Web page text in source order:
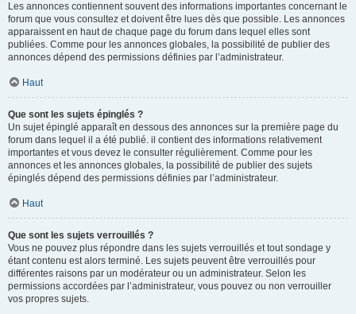
Les annonces contiennent souvent des informations importantes concernant le
forum que vous consultez et doivent être lues dès que possible. Les annonces
apparaissent en haut de chaque page du forum dans lequel elles sont
publiées. Comme pour les annonces globales, la possibilité de publier des
annonces dépend des permissions définies par l’administrateur.
Haut
Que sont les sujets épinglés ?
Un sujet épinglé apparaît en dessous des annonces sur la première page du
forum dans lequel il a été publié. il contient des informations relativement
importantes et vous devez le consulter régulièrement. Comme pour les
annonces et les annonces globales, la possibilité de publier des sujets
épinglés dépend des permissions définies par l’administrateur.
Haut
Que sont les sujets verrouillés ?
Vous ne pouvez plus répondre dans les sujets verrouillés et tout sondage y
étant contenu est alors terminé. Les sujets peuvent être verrouillés pour
différentes raisons par un modérateur ou un administrateur. Selon les
permissions accordées par l’administrateur, vous pouvez ou non verrouiller
vos propres sujets.